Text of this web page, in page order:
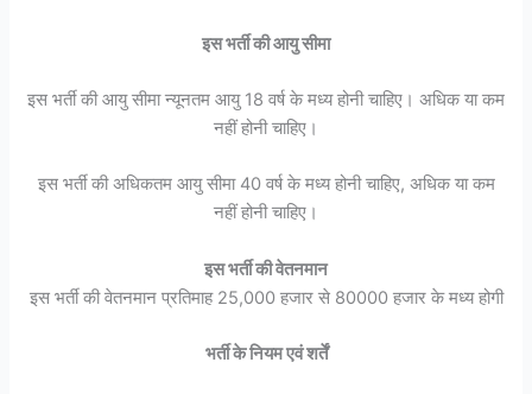
इस भर्ती की आयु सीमा
इस भर्ती की आयु सीमा न्यूनतम आयु 18 वर्ष के मध्य होनी चाहिए। अधिक या कम
नहीं होनी चाहिए।
इस भर्ती की अधिकतम आयु सीमा 40 वर्ष के मध्य होनी चाहिए, अधिक या कम
नहीं होनी चाहिए।
इस भर्ती की वेतनमान
इस भर्ती की वेतनमान प्रतिमाह 25,000 हजार से 80000 हजार के मध्य होगी
भर्ती के नियम एवं शर्तें